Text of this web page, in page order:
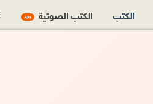
الكتب الكتب الصوتية جديد